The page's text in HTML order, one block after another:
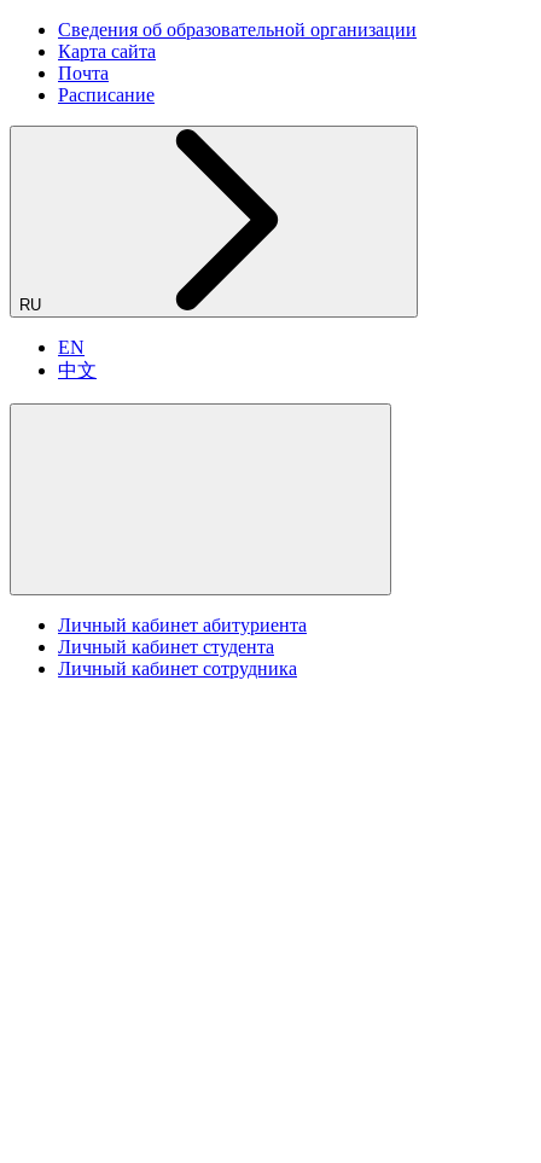
Сведения об образовательной организации
Карта сайта
Почта
Расписание
RU
EN
中文
Личный кабинет абитуриента
Личный кабинет студента
Личный кабинет сотрудника